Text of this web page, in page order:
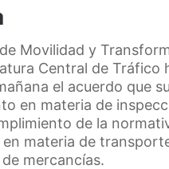
Movilidad y
Central de Tráfico
el acuerdo que
en materia de
de la
materia de
mercancías.